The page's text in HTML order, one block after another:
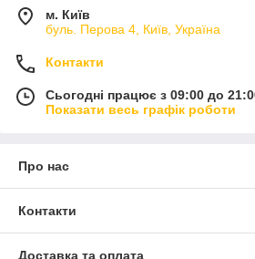
м. Київ
буль. Перова 4, Київ, Україна
Контакти
Сьогодні працює з 09:00 до
Показати весь графік роботи
Про нас
Контакти
Доставка та оплата